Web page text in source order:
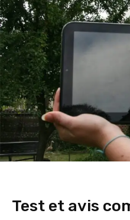
Test et avis